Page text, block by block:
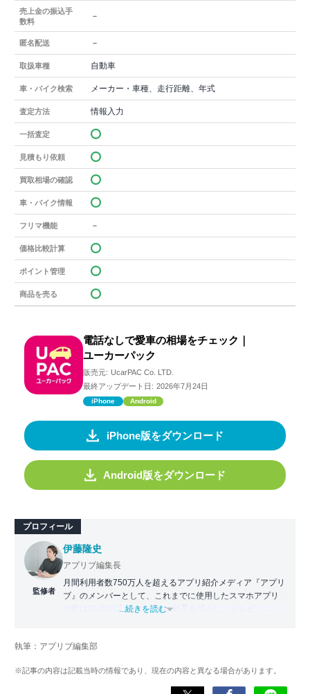
売上金の振込手
数料
－
匿名配送 －
取扱車種 自動車
車・バイク検索 メーカー・車種、走行距離、年式
査定方法 情報入力
一括査定
見積もり依頼
買取相場の確認
車・バイク情報
フリマ機能 －
価格比較計算
ポイント管理
商品を売る
電話なしで愛車の相場をチェック｜
ユーカーパック
販売元: UcarPAC Co. LTD.
最終アップデート日: 2026年7月24日
iPhone Android
iPhone版をダウンロード
Android版をダウンロード
プロフィール
監修者
伊藤隆史
アプリブ編集長
月間利用者数750万人を超えるアプリ紹介メディア『アプリ
ブ』のメンバーとして、これまでに使用したスマホアプリ
の数は25,000以上。アプリの知見を活かし、テレビ・
化アプリの紹介）、TBS『サタプラ』（スマホライフが変
スマホアプリ）他
...続きを読む
執筆：アプリブ編集部
※記事の内容は記載当時の情報であり、現在の内容と異なる場合があります。